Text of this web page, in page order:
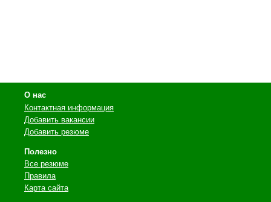
О нас
Контактная информация
Добавить вакансии
Добавить резюме
Полезно
Все резюме
Правила
Карта сайта